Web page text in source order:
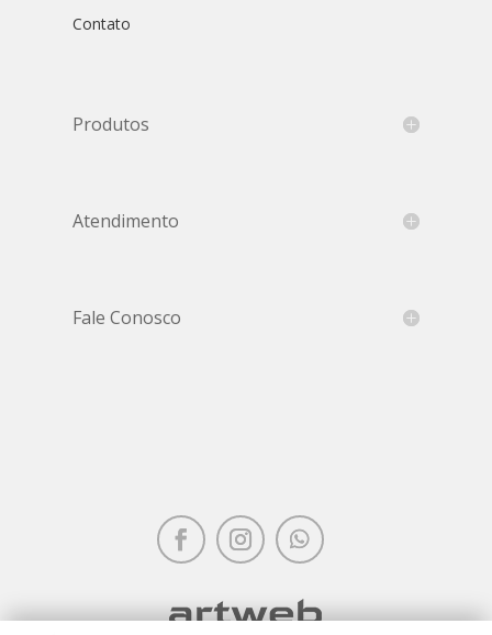
Contato
Produtos
Atendimento
Fale Conosco